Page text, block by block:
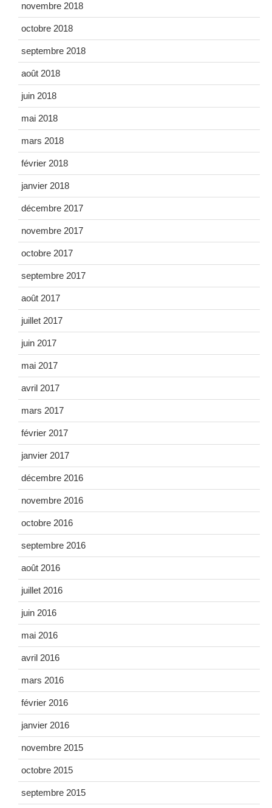
novembre 2018
octobre 2018
septembre 2018
août 2018
juin 2018
mai 2018
mars 2018
février 2018
janvier 2018
décembre 2017
novembre 2017
octobre 2017
septembre 2017
août 2017
juillet 2017
juin 2017
mai 2017
avril 2017
mars 2017
février 2017
janvier 2017
décembre 2016
novembre 2016
octobre 2016
septembre 2016
août 2016
juillet 2016
juin 2016
mai 2016
avril 2016
mars 2016
février 2016
janvier 2016
novembre 2015
octobre 2015
septembre 2015